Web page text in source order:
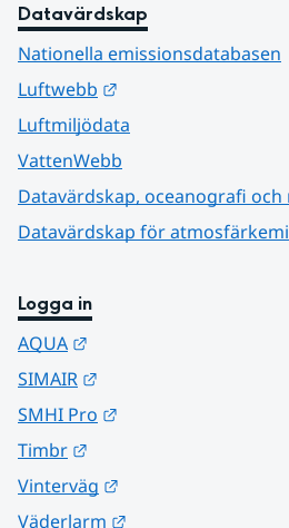
Datavärdskap
Nationella emissionsdatabasen
Luftwebb
Luftmiljödata
VattenWebb
Datavärdskap, oceanografi
Datavärdskap för atmosfärkemi
Logga in
AQUA
SIMAIR
SMHI Pro
Timbr
Vinterväg
Väderlarm